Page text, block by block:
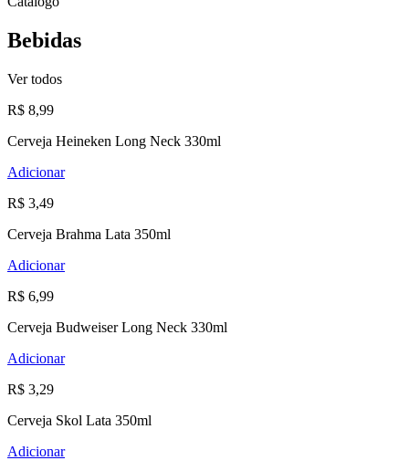
Bebidas
Ver todos
R$ 8,99
Cerveja Heineken Long Neck 330ml
Adicionar
R$ 3,49
Cerveja Brahma Lata 350ml
Adicionar
R$ 6,99
Cerveja Budweiser Long Neck 330ml
Adicionar
R$ 3,29
Cerveja Skol Lata 350ml
Adicionar